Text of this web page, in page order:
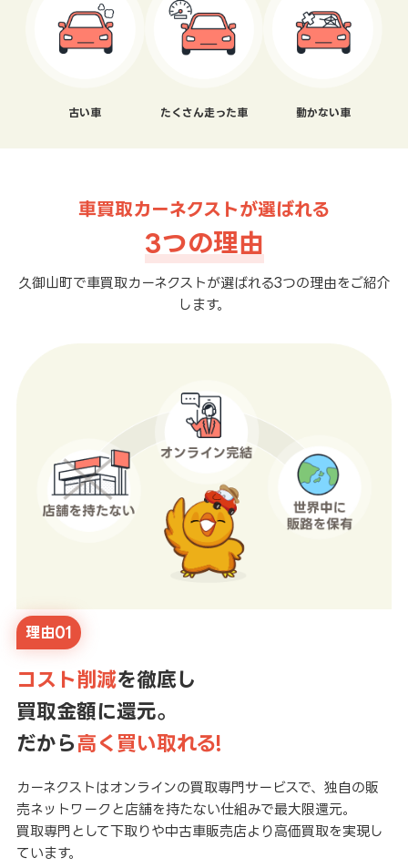
古い車 たくさん走った車 動かない車
車買取カーネクストが選ばれる
3つの理由
久御山町で車買取カーネクストが選ばれる3つの理由をご紹介
します。
理由01
コスト削減を徹底し
買取金額に還元。
だから高く買い取れる!
カーネクストはオンラインの買取専門サービスで、独自の販
売ネットワークと店舗を持たない仕組みで最大限還元。
買取専門として下取りや中古車販売店より高価買取を実現し
ています。